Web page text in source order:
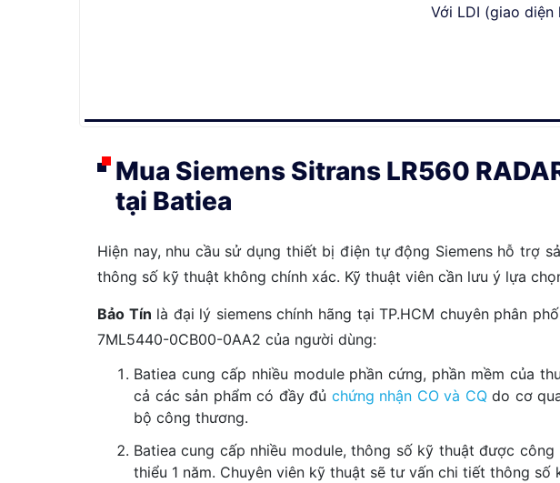
Với LDI (giao diện
Mua Siemens Sitrans LR560
tại Batiea
Hiện nay, nhu cầu sử dụng thiết bị điện tự động Siemens hỗ trợ
thông số kỹ thuật không chính xác. Kỹ thuật viên cần lưu ý lựa
Bảo Tín là đại lý siemens chính hãng tại TP.HCM chuyên phân
7ML5440-0CB00-0AA2 của người dùng:
Batiea cung cấp nhiều module phần cứng, phần mềm của
cả các sản phẩm có đầy đủ chứng nhận CO và CQdo cơ
bộ công thương.
Batiea cung cấp nhiều module, thông số kỹ thuật được
thiểu 1 năm. Chuyên viên kỹ thuật sẽ tư vấn chi tiết thông